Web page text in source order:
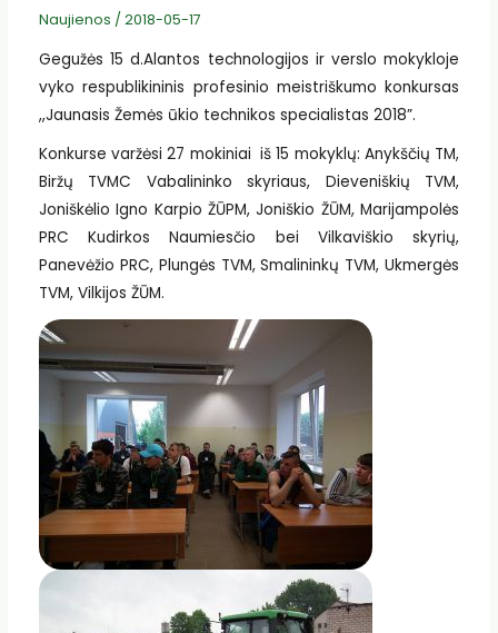
Naujienos / 2018-05-17
Gegužės 15 d.Alantos technologijos ir verslo mokykloje
vyko respublikininis profesinio meistriškumo konkursas
,,Jaunasis Žemės ūkio technikos specialistas 2018”.
Konkurse varžėsi 27 mokiniai iš 15 mokyklų: Anykščių TM,
Biržų TVMC Vabalininko skyriaus, Dieveniškių TVM,
Joniškėlio Igno Karpio ŽŪPM, Joniškio ŽŪM, Marijampolės
PRC Kudirkos Naumiesčio bei Vilkaviškio skyrių,
Panevėžio PRC, Plungės TVM, Smalininkų TVM, Ukmergės
TVM, Vilkijos ŽŪM.